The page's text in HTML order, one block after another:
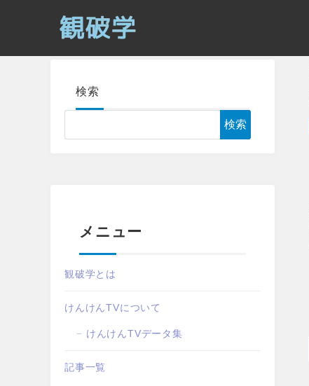
検索
検索
メニュー
観破学とは
けんけんTVについて
けんけんTVデータ集
記事一覧